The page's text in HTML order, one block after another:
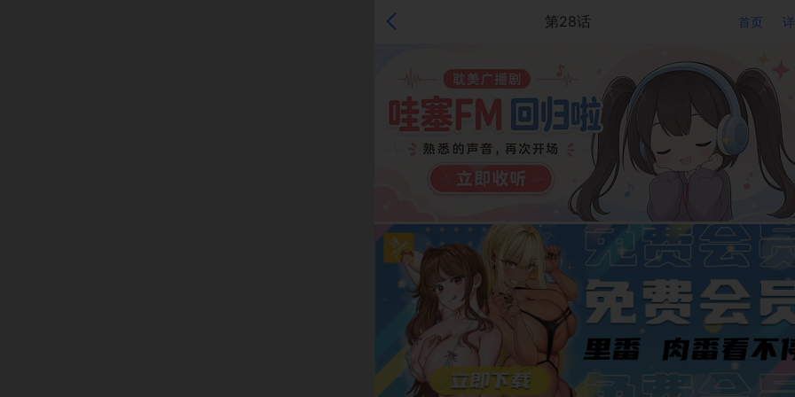
第28话 首页